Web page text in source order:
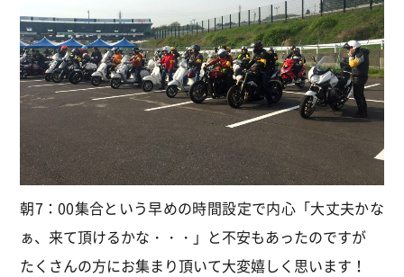
朝7：00集合という早めの時間設定で内心「大丈夫かな
ぁ、来て頂けるかな・・・」と不安もあったのですが
たくさんの方にお集まり頂いて大変嬉しく思います！